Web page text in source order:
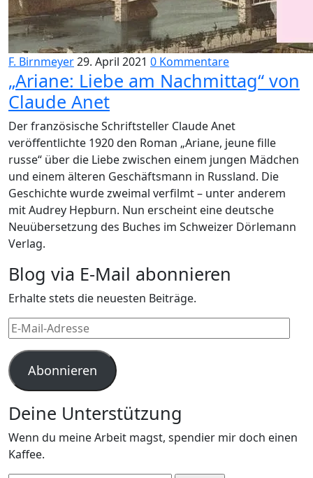
F. Birnmeyer29. April 2021 0 Kommentare
„Ariane: Liebe am Nachmittag“ von
Claude Anet
Der französische Schriftsteller Claude Anet
veröffentlichte 1920 den Roman „Ariane, jeune fille
russe“ über die Liebe zwischen einem jungen Mädchen
und einem älteren Geschäftsmann in Russland. Die
Geschichte wurde zweimal verfilmt – unter anderem
mit Audrey Hepburn. Nun erscheint eine deutsche
Neuübersetzung des Buches im Schweizer Dörlemann
Verlag.
Blog via E-Mail abonnieren
Erhalte stets die neuesten Beiträge.
E-
Mail-
Adresse
Abonnieren
Deine Unterstützung
Wenn du meine Arbeit magst, spendier mir doch einen
Kaffee.